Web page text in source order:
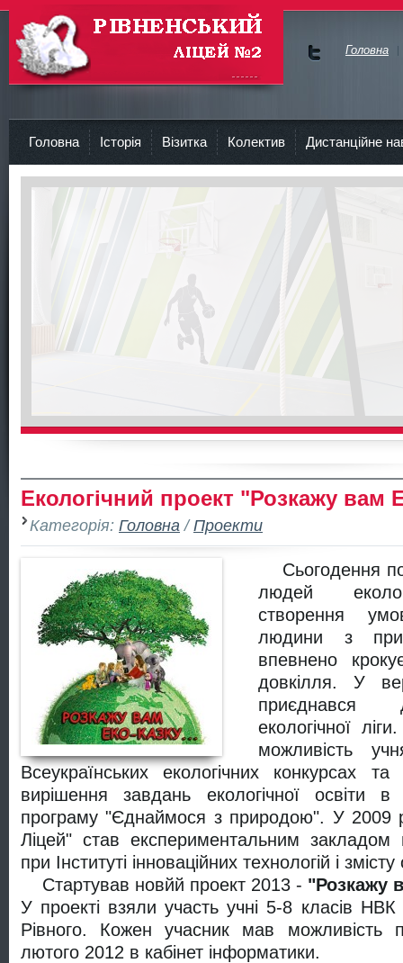
Рівненський Ліцей №2
Головна
Головна Історія Візитка Колектив Дистанційне
Екологічний проект "Розкажу вам
Категорія: Головна /Проекти
Сьогодення
людей
створення
людини з
впевнено
довкілля. У
приєднався
екологічної
можливість
Всеукраїнських екологічних конкурсах
вирішення завдань екологічної освіти
програму "Єднаймося з природою". У
Ліцей" став експериментальним закладом
при Інституті інноваційних технологій і
Стартував новйй проект 2013 - "Розкажу
У проекті взяли участь учні 5-8 класів
Рівного. Кожен учасник мав можливість
лютого 2012 в кабінет інформатики.